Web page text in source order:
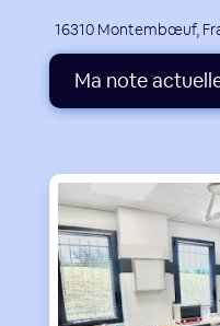
16310 Montembœuf,
Ma note